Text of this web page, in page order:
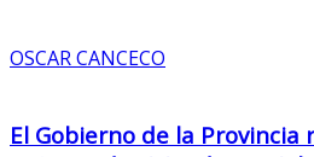
OSCAR CANCECO
El Gobierno de la Provincia